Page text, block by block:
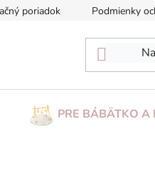
poriadok Podmienky
PRE BÁBÄTKO A